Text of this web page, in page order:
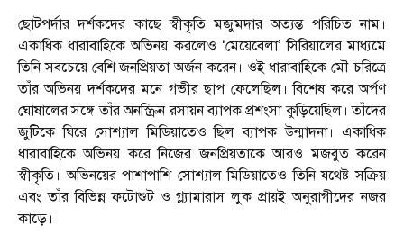
ছোটপর্দার দর্শকদের কাছে স্বীকৃতি মজুমদার অত্যন্ত পরিচিত নাম।
একাধিক ধারাবাহিকে অভিনয় করলেও ‘মেয়েবেলা’ সিরিয়ালের মাধ্যমে
তিনি সবচেয়ে বেশি জনপ্রিয়তা অর্জন করেন। ওই ধারাবাহিকে মৌ চরিত্রে
তাঁর অভিনয় দর্শকদের মনে গভীর ছাপ ফেলেছিল। বিশেষ করে অর্পণ
ঘোষালের সঙ্গে তাঁর অনস্ক্রিন রসায়ন ব্যাপক প্রশংসা কুড়িয়েছিল। তাঁদের
জুটিকে ঘিরে সোশ্যাল মিডিয়াতেও ছিল ব্যাপক উন্মাদনা। একাধিক
ধারাবাহিকে অভিনয় করে নিজের জনপ্রিয়তাকে আরও মজবুত করেন
স্বীকৃতি। অভিনয়ের পাশাপাশি সোশ্যাল মিডিয়াতেও তিনি যথেষ্ট সক্রিয়
এবং তাঁর বিভিন্ন ফটোশুট ও গ্ল্যামারাস লুক প্রায়ই অনুরাগীদের নজর
কাড়ে।